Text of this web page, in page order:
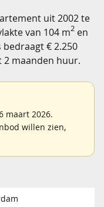
uit 2002 te
van 104 m2 en
€ 2.250
2 maanden huur.
maart 2026.
willen zien,